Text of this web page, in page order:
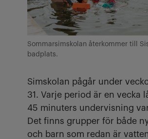
Sommarsimskolan återkommer till
badplats.
Simskolan pågår under
31. Varje period är en vecka
45 minuters undervisning
Det finns grupper för både
och barn som redan är